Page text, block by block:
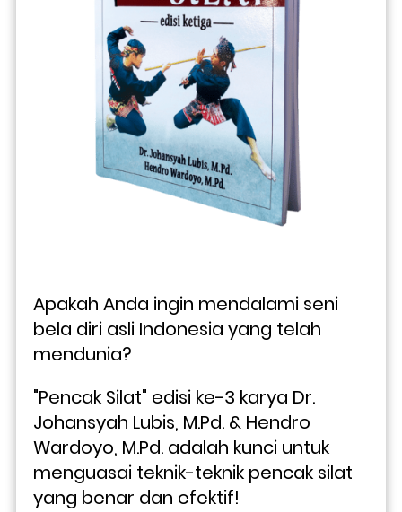
Apakah Anda ingin mendalami seni
bela diri asli Indonesia yang telah
mendunia?
"Pencak Silat" edisi ke-3 karya Dr.
Johansyah Lubis, M.Pd. & Hendro
Wardoyo, M.Pd. adalah kunci untuk
menguasai teknik-teknik pencak silat
yang benar dan efektif!